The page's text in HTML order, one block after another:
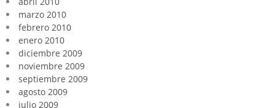
marzo 2010
febrero 2010
enero 2010
diciembre 2009
noviembre 2009
septiembre 2009
agosto 2009
julio 2009